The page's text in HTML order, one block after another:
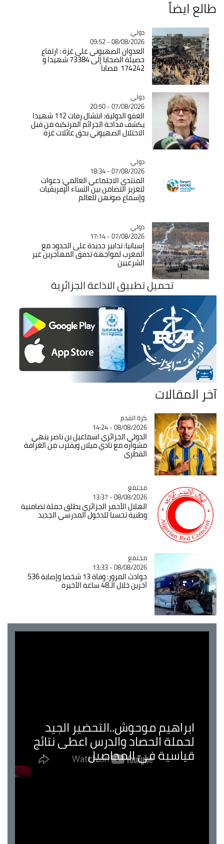
طالع ايضاً
Catégorie
دولي
08/08/2026 - 09:52
العدوان الصهيوني على غزة : ارتفاع
حصيلة الضحايا إلى 73384 شهيدا و
174242 مصابا
Catégorie
دولي
07/08/2026 - 20:50
العفو الدولية: انتشال رفات 112 شهيدا
يكشف فداحة الجرائم المرتكبة من قبل
الاحتلال الصهيوني بحق عائلات غزة
Catégorie
دولي
07/08/2026 - 18:34
المنتدى الاجتماعي العالمي: دعوات
لتعزيز التضامن بين النساء الإفريقيات
وإسماع صوتهن للعالم
Catégorie
دولي
07/08/2026 - 17:14
إسبانيا: تدابير جديدة على الحدود مع
المغرب لمواجهة تدفق المهاجرين غير
الشرعيين
تحميل تطبيق الاذاعة الجزائرية
آخر المقالات
Catégorie
كرة القدم
08/08/2026 - 14:24
الدولي الجزائري اسماعيل بن ناصر ينهي
مشواره مع نادي ميلان ويقترب من الغرافة
القطري
Catégorie
مجتمع
08/08/2026 - 13:37
الهلال الأحمر الجزائري يطلق حملة تضامنية
وطنية تحسبا للدخول المدرسي الجديد
Catégorie
مجتمع
08/08/2026 - 13:33
حوادث المرور: وفاة 13 شخصا وإصابة 536
آخرين خلال الـ48 ساعة الأخيرة
ابراهيم موحوش..التحضير الجيد
لحملة الحصاد والدرس اعطى نتائج
قياسية في المحاصيل